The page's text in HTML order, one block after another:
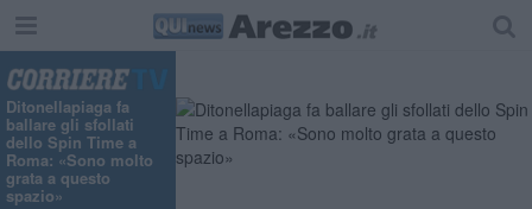
Ditonellapiaga fa
ballare gli sfollati
dello Spin Time a
Roma: «Sono molto
grata a questo
spazio»